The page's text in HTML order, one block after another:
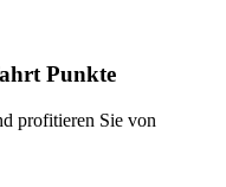
Punkte
profitieren Sie von